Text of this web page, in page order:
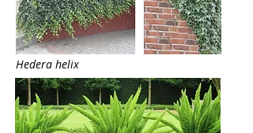
Hedera helix